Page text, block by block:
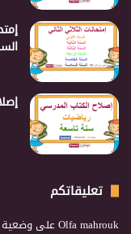
تعليقاتكم
Olfa mahroukعلى وضعية